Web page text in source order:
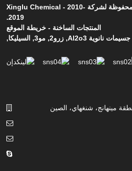
©جميع الحقوق محفوظة لشركة Xinglu Chemical - 2010-
2019.
المنتجات الساخنة - خريطة الموقع
جسيمات نانوية Al2o3
, زرو2 , مو3 , السيليكا,